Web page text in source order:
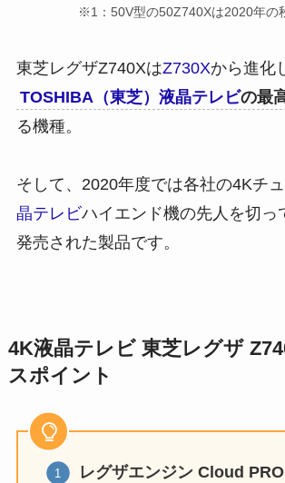
※1：50V型の50Z740Xは2020年の
東芝レグザZ740XはZ730Xから進化
TOSHIBA（東芝）液晶テレビの最
る機種。
そして、2020年度では各社の4Kチ
晶テレビハイエンド機の先人を切っ
発売された製品です。
4K液晶テレビ 東芝レグザ
スポイント
レグザエンジン Cloud PRO